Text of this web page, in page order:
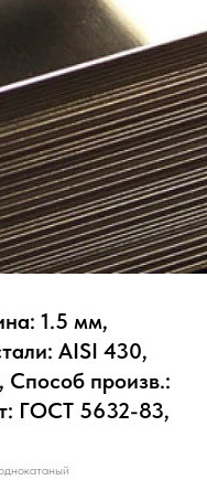
1.5 мм,
AISI 430,
Способ произв.:
ГОСТ 5632-83,